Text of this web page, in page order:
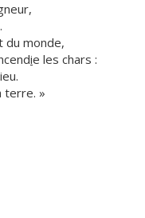
du monde,
ie les chars :
terre. »